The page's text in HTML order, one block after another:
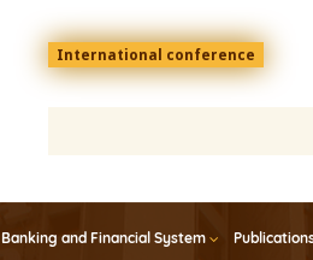
Menu
top
En
International conference
Banking and Financial System